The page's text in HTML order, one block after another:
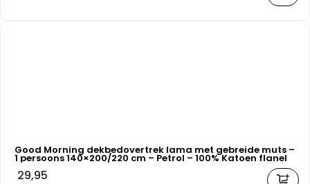
Good Morning dekbedovertrek lama met gebreide muts –
1 persoons 140×200/220 cm – Petrol – 100% Katoen flanel
29,95